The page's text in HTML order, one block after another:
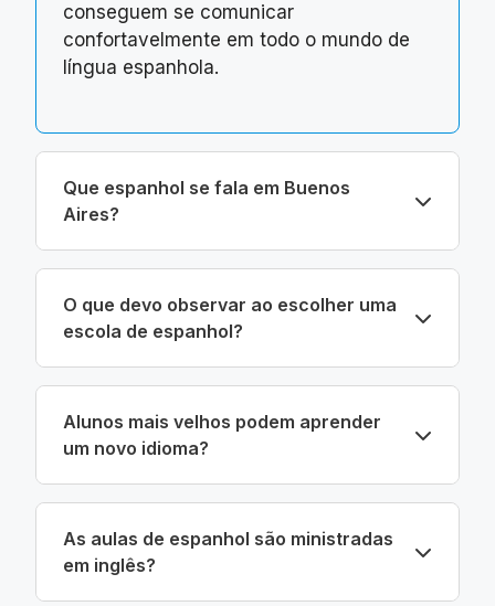
conseguem se comunicar
confortavelmente em todo o mundo de
língua espanhola.
Que espanhol se fala em Buenos
Aires?
O que devo observar ao escolher uma
escola de espanhol?
Alunos mais velhos podem aprender
um novo idioma?
As aulas de espanhol são ministradas
em inglês?